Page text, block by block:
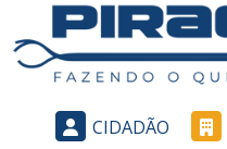
CIDADÃO